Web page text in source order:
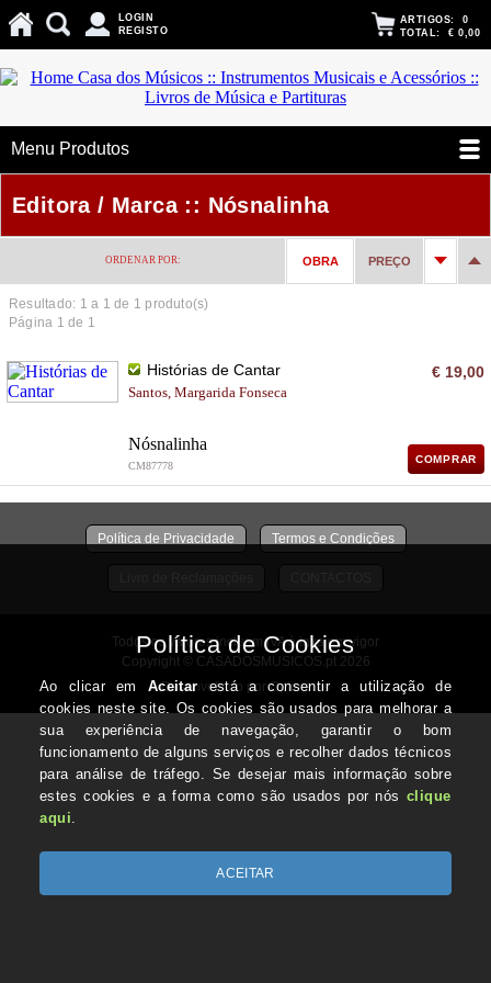
LOGIN
REGISTO
ARTIGOS: 0
TOTAL: € 0,00
Menu Produtos
Editora / Marca :: Nósnalinha
ORDENAR POR: OBRA PREÇO
Resultado: 1 a 1 de 1 produto(s)
Página 1 de 1
Histórias de Cantar
Santos, Margarida Fonseca
Nósnalinha
CM87778
€ 19,00
COMPRAR
Política de Privacidade Termos e Condições
Todos os valores incluem IVA à taxa em vigor
Copyright © CASADOSMUSICOS.pt 2026
Desenvolvido por Optimeios